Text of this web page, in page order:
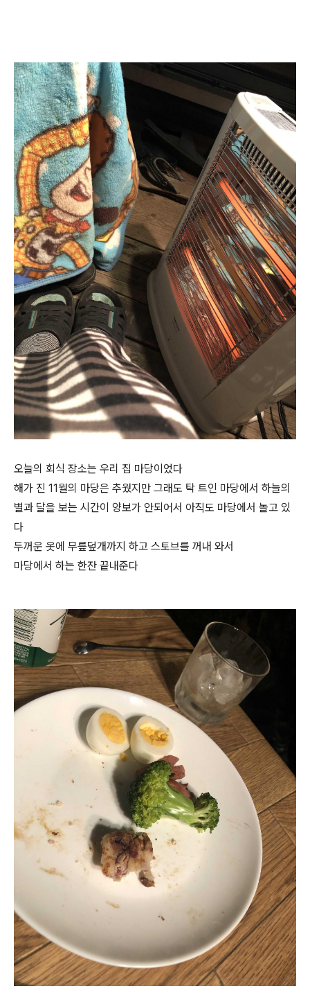
오늘의 회식 장소는 우리 집 마당이었다
해가 진 11월의 마당은 추웠지만 그래도 탁 트인 마당에서 하늘의
별과 달을 보는 시간이 양보가 안되어서 아직도 마당에서 놀고 있
다
두꺼운 옷에 무릎덮개까지 하고 스토브를 꺼내 와서
마당에서 하는 한잔 끝내준다